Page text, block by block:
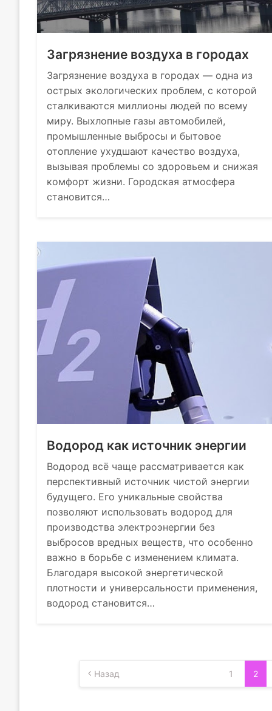
Загрязнение воздуха в городах
Загрязнение воздуха в городах — одна из
острых экологических проблем, с которой
сталкиваются миллионы людей по всему
миру. Выхлопные газы автомобилей,
промышленные выбросы и бытовое
отопление ухудшают качество воздуха,
вызывая проблемы со здоровьем и снижая
комфорт жизни. Городская атмосфера
становится…
Водород как источник энергии
Водород всё чаще рассматривается как
перспективный источник чистой энергии
будущего. Его уникальные свойства
позволяют использовать водород для
производства электроэнергии без
выбросов вредных веществ, что особенно
важно в борьбе с изменением климата.
Благодаря высокой энергетической
плотности и универсальности применения,
водород становится…
Пагинация
Назад 1 2